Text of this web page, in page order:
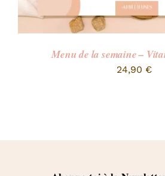
Menu de la semaine –
24,90 €